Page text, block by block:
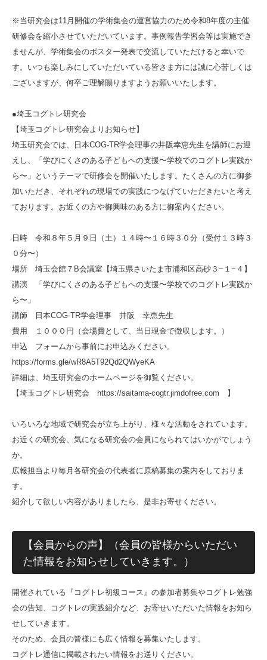
※当研究会は11月開催の学術集会の運営協力のため令和8年度の主催
研修会を縮小させていただいています。事例報告学習会等は実施でき
ませんが、学術集会のポスター発表で交流していただけると幸いで
す。いつも楽しみにしていただいている皆さま方には誠に心苦しくは
ございますが、何卒ご理解賜りますようお願いいたします。
●埼玉コグトレ研究会
【埼玉コグトレ研究会よりお知らせ】
埼玉研究会では、日本COG-TR学会理事の井阪幸恵先生を講師にお迎
えし、「学びにくさのある子どもへの支援〜学校でのコグトレ実践か
ら〜」というテーマで研修会を開催いたします。たくさんの方に御参
加いただき、それぞれの現場での実践につなげていただきたいと考え
ております。お近くの方や御興味のある方に御案内ください。
日時 令和８年５月９日（土）１４時〜１６時３０分（受付１３時３
０分〜）
場所 埼玉会館７B会議室【埼玉県さいたま市浦和区高砂３−１−４】
講演 「学びにくさのある子どもへの支援〜学校でのコグトレ実践か
ら〜」
講師 日本COG-TR学会理事 井阪 幸恵先生
費用 １０００円（会場費として、当日現金で徴収します。）
申込 フォームから事前にお申込みください。
https://forms.gle/wR8A5T92Qd2QWyeKA
詳細は、埼玉研究会のホームページを御覧ください。
【埼玉コグトレ研究会 https://saitama-cogtr.jimdofree.com 】
いろいろな地域で研究会が立ち上がり、様々な活動をされています。
お近くの研究会、気になる研究会の会員になられてはいかがでしょう
か。
広報担当より毎月各研究会の代表者に原稿募集の案内をしておりま
す。
紹介して欲しい内容がありましたら、是非お寄せください。
【会員からの声】（会員の皆様からいただい
た情報をお知らせしていきます。）
開催されている『コグトレ初級コース』の参加者募集やコグトレ勉強
会の告知、コグトレの実践紹介など、お寄せいただいた情報をお知ら
せしていきます。
そのため、会員の皆様にも広く情報を募集いたします。
コグトレ通信に掲載されたい情報をお送りください。